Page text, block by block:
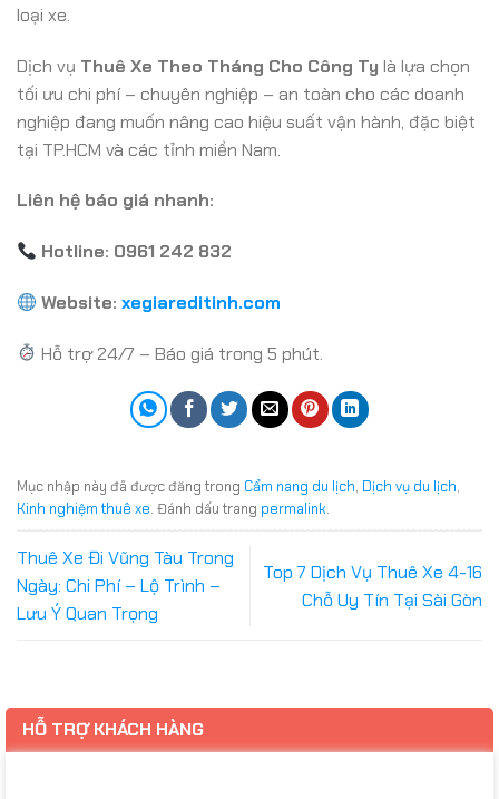
loại xe.
Dịch vụ Thuê Xe Theo Tháng Cho Công Ty là lựa chọn
tối ưu chi phí – chuyên nghiệp – an toàn cho các doanh
nghiệp đang muốn nâng cao hiệu suất vận hành, đặc biệt
tại TP.HCM và các tỉnh miền Nam.
Liên hệ báo giá nhanh:
Hotline: 0961 242 832
Website:xegiareditinh.com
Hỗ trợ 24/7 – Báo giá trong 5 phút.
Mục nhập này đã được đăng trong Cẩm nang du lịch, Dịch vụ du lịch,
Kinh nghiệm thuê xe. Đánh dấu trang permalink.
Thuê Xe Đi Vũng Tàu Trong
Ngày: Chi Phí – Lộ Trình –
Lưu Ý Quan Trọng
Top 7 Dịch Vụ Thuê Xe 4-16
Chỗ Uy Tín Tại Sài Gòn
HỖ TRỢ KHÁCH HÀNG